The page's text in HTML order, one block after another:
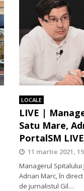
LOCALE
LIVE |
Satu Mare,
PortalSM LIVE
11 martie 2021,
Managerul Spitalului
Adrian Marc, în
de jurnalistul Gil…